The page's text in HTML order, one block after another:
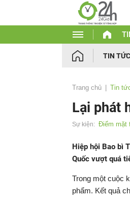
TIN
Trang chủ Tin
Lại phát
Sự kiện: Điểm mặt
Hiệp hội Bao bì
Quốc vượt quá
Trong một cuộc
phẩm. Kết quả